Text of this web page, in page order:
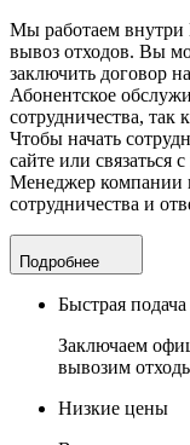
Мы работаем
вывоз отходов. Вы
заключить договор
Абонентское
сотрудничества, так
Чтобы начать
сайте или
Менеджер компании
сотрудничества и
Подробнее
Быстрая подача
Заключаем
вывозим
Низкие цены